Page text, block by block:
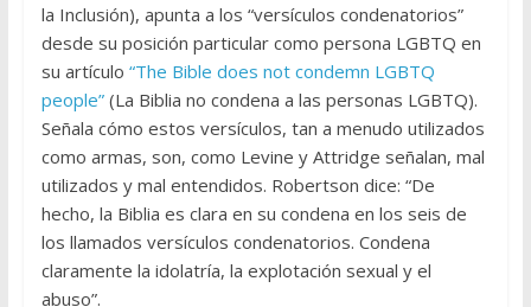
la Inclusión), apunta a los “versículos condenatorios”
desde su posición particular como persona LGBTQ en
su artículo “The Bible does not condemn LGBTQ
people”(La Biblia no condena a las personas LGBTQ).
Señala cómo estos versículos, tan a menudo utilizados
como armas, son, como Levine y Attridge señalan, mal
utilizados y mal entendidos. Robertson dice: “De
hecho, la Biblia es clara en su condena en los seis de
los llamados versículos condenatorios. Condena
claramente la idolatría, la explotación sexual y el
abuso”.